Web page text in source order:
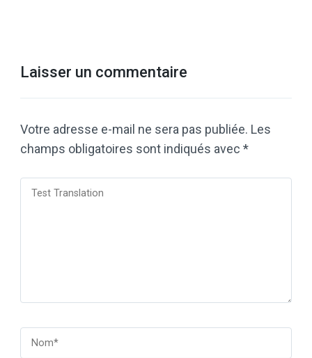
Laisser un commentaire
Votre adresse e-mail ne sera pas publiée. Les
champs obligatoires sont indiqués avec *